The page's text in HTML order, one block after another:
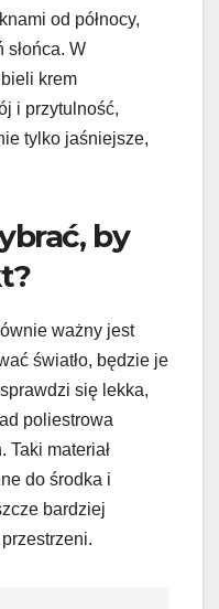
od północy,
W
krem
i przytulność,
tylko jaśniejsze,
by
ważny jest
światło, będzie je
się lekka,
poliestrowa
Taki materiał
do środka i
bardziej